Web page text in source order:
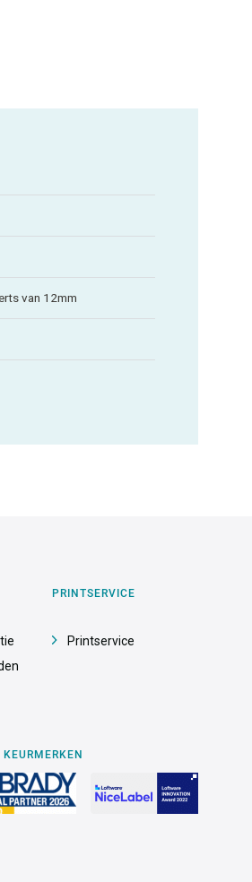
van 12mm
PRINTSERVICE
Printservice
KEURMERKEN